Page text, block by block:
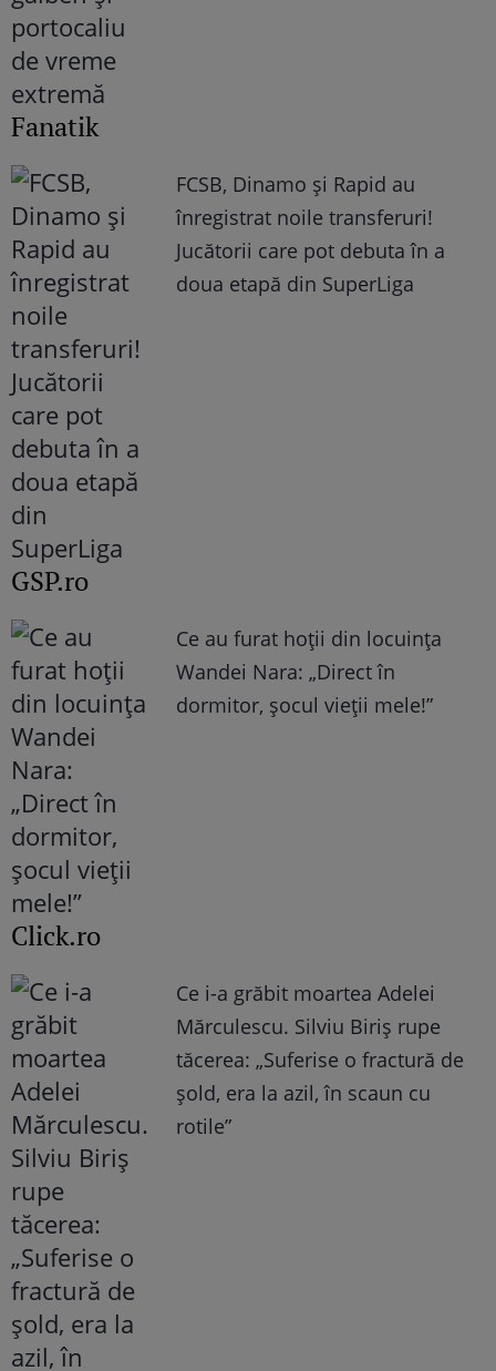
Fanatik
FCSB, Dinamo şi Rapid au
înregistrat noile transferuri!
Jucătorii care pot debuta în a
doua etapă din SuperLiga
GSP.ro
Ce au furat hoții din locuința
Wandei Nara: „Direct în
dormitor, șocul vieții mele!”
Click.ro
Ce i-a grăbit moartea Adelei
Mărculescu. Silviu Biriș rupe
tăcerea: „Suferise o fractură de
șold, era la azil, în scaun cu
rotile”